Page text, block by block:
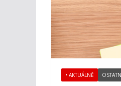
• AKTUÁLNĚ